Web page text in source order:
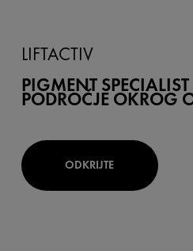
LIFTACTIV
PIGMENT
PODROČJE OKROG
ODKRIJTE